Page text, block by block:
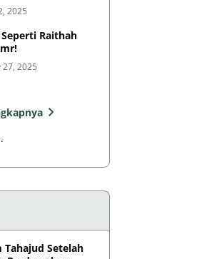
2025
Seperti Raithah
27, 2025
Tahajud Setelah